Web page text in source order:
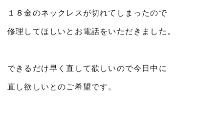
１８金のネックレスが切れてしまったので
修理してほしいとお電話をいただきました。
できるだけ早く直して欲しいので今日中に
直し欲しいとのご希望です。